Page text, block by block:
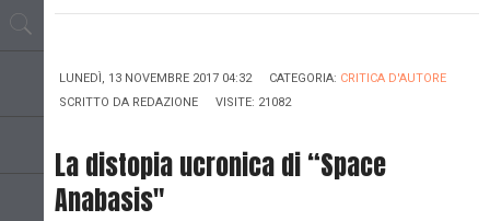
LUNEDÌ, 13 NOVEMBRE 2017 04:32 CATEGORIA: CRITICA D'AUTORE
SCRITTO DA REDAZIONE VISITE: 21082
La distopia ucronica di “Space
Anabasis"